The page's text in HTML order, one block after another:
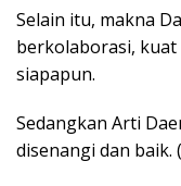
Selain itu, makna
berkolaborasi,
siapapun.
Sedangkan Arti
disenangi dan baik.